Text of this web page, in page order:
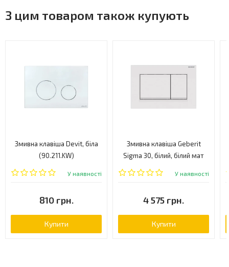
З цим товаром також купують
Змивна клавіша Devit, біла
(90.211.KW)
У наявності
810 грн.
Купити
Змивна клавіша Geberit
Sigma 30, білий, білий мат
(115.883.11.1)
У наявності
4 575 грн.
Купити